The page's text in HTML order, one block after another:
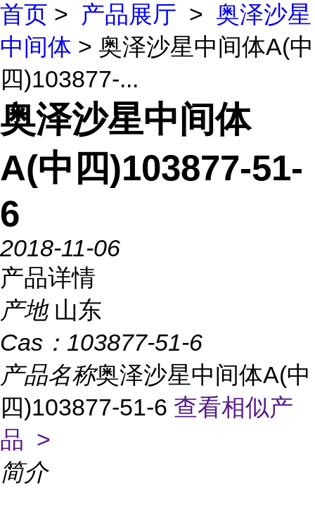
首页 > 产品展厅 > 奥泽沙星
中间体 > 奥泽沙星中间体A(中
四)103877-...
奥泽沙星中间体
A(中四)103877-51-
6
2018-11-06
产品详情
产地 山东
Cas： 103877-51-6
产品名称奥泽沙星中间体A(中
四)103877-51-6 查看相似产
品 >
简介